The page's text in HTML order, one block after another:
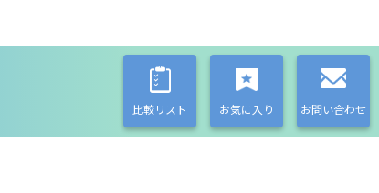
比較リスト お気に入り お問い合わせ